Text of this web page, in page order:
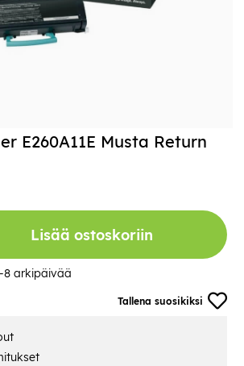
Tallena suosikiksi
E260A11E Musta Return
Lisää ostoskoriin
8 arkipäivää